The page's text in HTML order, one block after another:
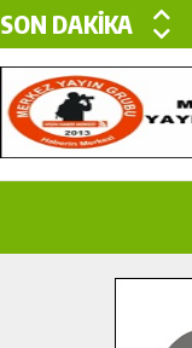
SON DAKİKA